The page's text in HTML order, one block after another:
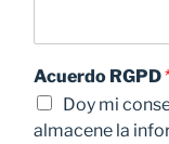
Acuerdo RGPD
Doy mi
almacene la